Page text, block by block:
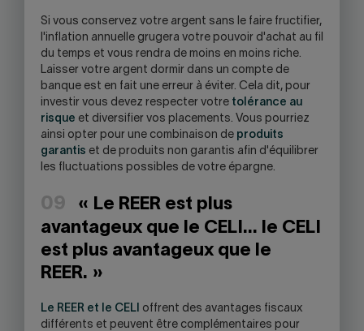
Si vous conservez votre argent sans le faire fructifier,
l'inflation annuelle grugera votre pouvoir d'achat au fil
du temps et vous rendra de moins en moins riche.
Laisser votre argent dormir dans un compte de
banque est en fait une erreur à éviter. Cela dit, pour
investir vous devez respecter votre tolérance au
risque et diversifier vos placements. Vous pourriez
ainsi opter pour une combinaison de produits
garantis et de produits non garantis afin d'équilibrer
les fluctuations possibles de votre épargne.
09
« Le REER est plus
avantageux que le CELI… le CELI
est plus avantageux que le
REER. »
Le REER et le CELI
offrent des avantages fiscaux
différents et peuvent être complémentaires pour